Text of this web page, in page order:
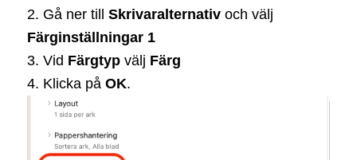
2. Gå ner till Skrivaralternativoch välj
Färginställningar 1
3. Vid Färgtypvälj Färg
4. Klicka på OK.